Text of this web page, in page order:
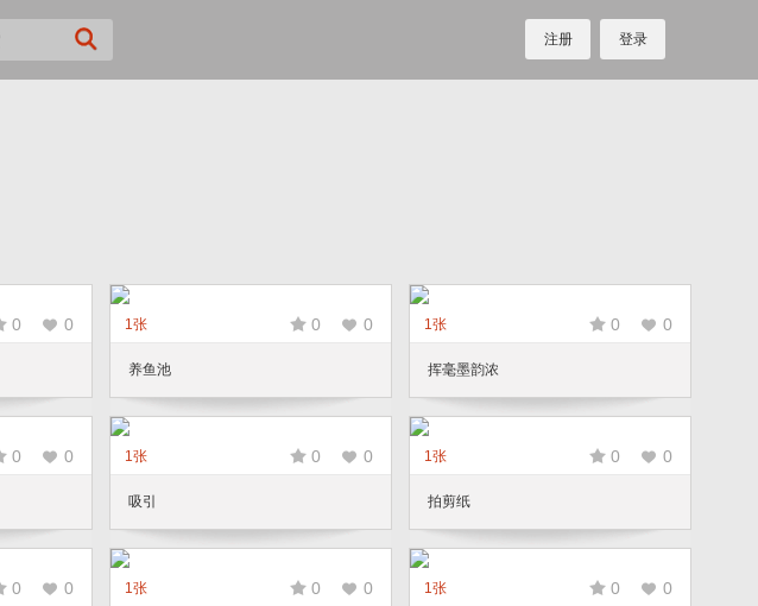
注册 登录
0 0 1张 0 0
养鱼池
1张 0 0
挥毫墨韵浓
0 0 1张 0 0
吸引
1张 0 0
拍剪纸
0 0 1张 0 0 1张 0 0